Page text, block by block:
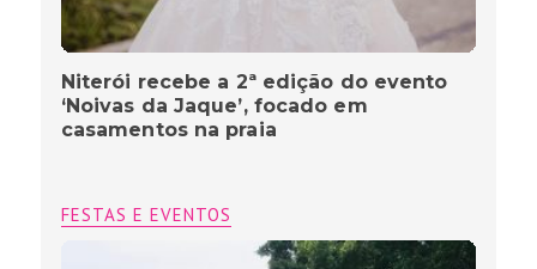
Niterói recebe a 2ª edição do evento
‘Noivas da Jaque’, focado em
casamentos na praia
FESTAS E EVENTOS